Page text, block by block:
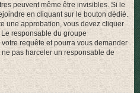
peuvent même être invisibles. Si le
en cliquant sur le bouton dédié.
une approbation, vous devez cliquer
responsable du groupe
requête et pourra vous demander
pas harceler un responsable de